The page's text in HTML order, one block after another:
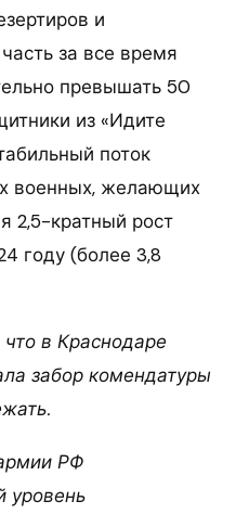
и
за все время
превышать 50
из «Идите
поток
военных, желающих
2,5-кратный рост
году (более 3,8
в Краснодаре
забор комендатуры
РФ
уровень